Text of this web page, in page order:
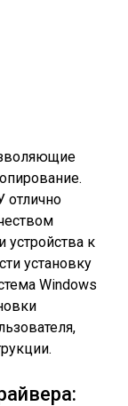
отлично
к
установку
Windows